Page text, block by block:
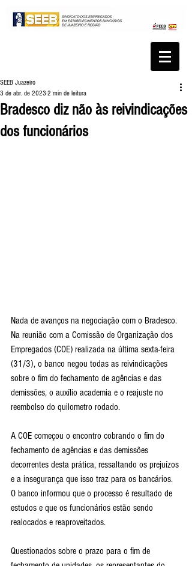
Bradesco diz não às reivindicações
dos funcionários
SEEB Juazeiro
3 de abr. de 2023 2 min de leitura
Nada de avanços na negociação com o Bradesco.
Na reunião com a Comissão de Organização dos
Empregados (COE) realizada na última sexta-feira
(31/3), o banco negou todas as reivindicações
sobre o fim do fechamento de agências e das
demissões, o auxílio academia e o reajuste no
reembolso do quilometro rodado.
A COE começou o encontro cobrando o fim do
fechamento de agências e das demissões
decorrentes desta prática, ressaltando os prejuízos
e a insegurança que isso traz para os bancários.
O banco informou que o processo é resultado de
estudos e que os funcionários estão sendo
realocados e reaproveitados.
Questionados sobre o prazo para o fim de